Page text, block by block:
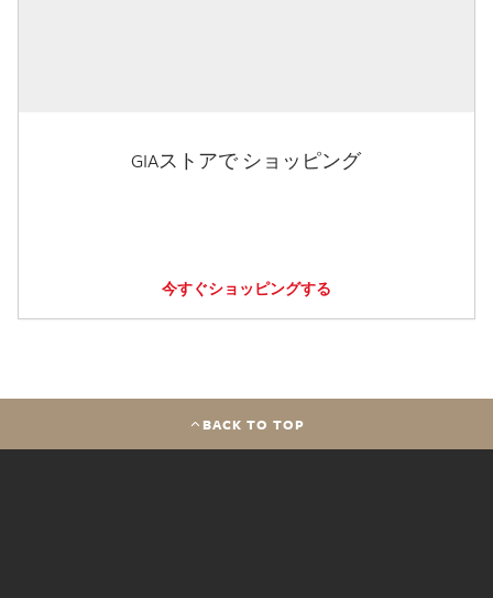
GIAストアで ショッピング
今すぐショッピングする
BACK TO TOP